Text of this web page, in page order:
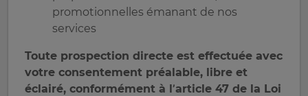
promotionnelles émanant de nos
services
Toute prospection directe est effectuée avec
votre consentement préalable, libre et
éclairé, conformément à l’article 47 de la Loi